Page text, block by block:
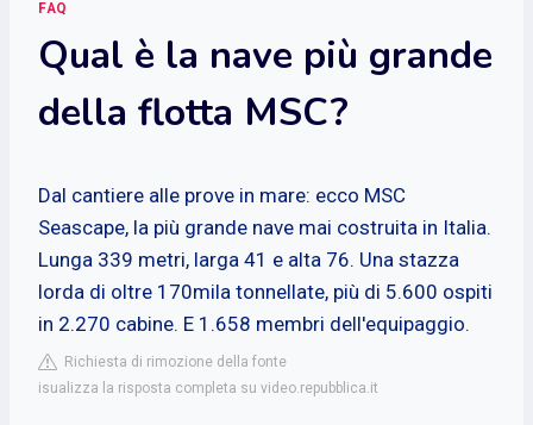
FAQ
Qual è la nave più grande
della flotta MSC?
Dal cantiere alle prove in mare: ecco MSC
Seascape, la più grande nave mai costruita in Italia.
Lunga 339 metri, larga 41 e alta 76. Una stazza
lorda di oltre 170mila tonnellate, più di 5.600 ospiti
in 2.270 cabine. E 1.658 membri dell'equipaggio.
Richiesta di rimozione della fonte
isualizza la risposta completa su video.repubblica.it